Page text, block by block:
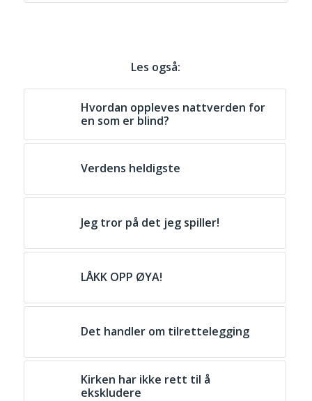
Les også:
Hvordan oppleves nattverden for
en som er blind?
Verdens heldigste
Jeg tror på det jeg spiller!
LÅKK OPP ØYA!
Det handler om tilrettelegging
Kirken har ikke rett til å
ekskludere